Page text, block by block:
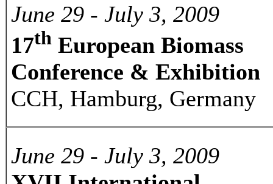
June 29 - July 3, 2009
17th European Biomass
Conference & Exhibition
CCH, Hamburg, Germany
June 29 - July 3, 2009